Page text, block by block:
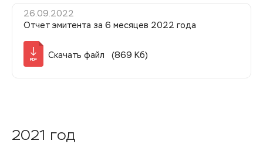
26.09.2022
Отчет эмитента за 6 месяцев 2022 года
PDF
Скачать файл (869 Кб)
2021 год